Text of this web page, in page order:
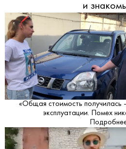
и
«Общая стоимость получилась
эксплуатации. Помех